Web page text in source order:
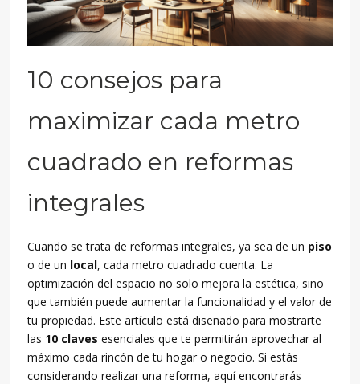
10 consejos para
maximizar cada metro
cuadrado en reformas
integrales
Cuando se trata de reformas integrales, ya sea de un piso
o de un local, cada metro cuadrado cuenta. La
optimización del espacio no solo mejora la estética, sino
que también puede aumentar la funcionalidad y el valor de
tu propiedad. Este artículo está diseñado para mostrarte
las 10 claves esenciales que te permitirán aprovechar al
máximo cada rincón de tu hogar o negocio. Si estás
considerando realizar una reforma, aquí encontrarás